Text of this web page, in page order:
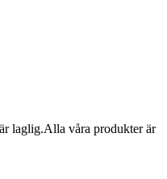
laglig.Alla våra produkter är